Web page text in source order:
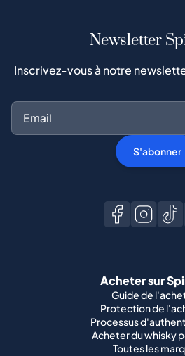
Newsletter
Inscrivez-vous à notre
S'abonner
Acheter sur
Guide de
Protection de
Processus
Acheter du whisky
Toutes les